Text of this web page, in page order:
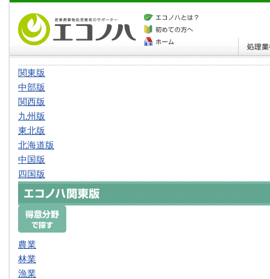
関東版
中部版
関西版
九州版
東北版
北海道版
中国版
四国版
農業
林業
漁業